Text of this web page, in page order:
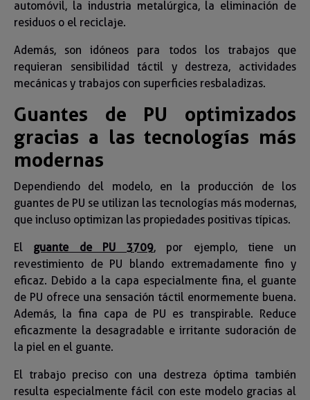
automóvil, la industria metalúrgica, la eliminación de
residuos o el reciclaje.
Además, son idóneos para todos los trabajos que
requieran sensibilidad táctil y destreza, actividades
mecánicas y trabajos con superficies resbaladizas.
Guantes de PU optimizados
gracias a las tecnologías más
modernas
Dependiendo del modelo, en la producción de los
guantes de PU se utilizan las tecnologías más modernas,
que incluso optimizan las propiedades positivas típicas.
El guante de PU 3709, por ejemplo, tiene un
revestimiento de PU blando extremadamente fino y
eficaz. Debido a la capa especialmente fina, el guante
de PU ofrece una sensación táctil enormemente buena.
Además, la fina capa de PU es transpirable. Reduce
eficazmente la desagradable e irritante sudoración de
la piel en el guante.
El trabajo preciso con una destreza óptima también
resulta especialmente fácil con este modelo gracias al